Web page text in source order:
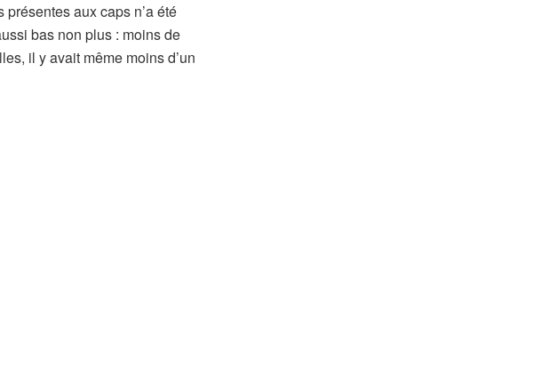
aux caps n’a été
bas non plus : moins de
il y avait même moins d’un